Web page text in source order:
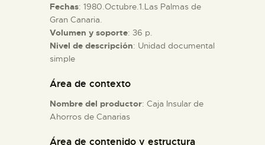
DIDÁCTICA
ESPAÑOL
Fechas: 1980.Octubre.1.Las Palmas de
Gran Canaria.
Volumen y soporte: 36 p.
Nivel de descripción: Unidad documental
simple
Área de contexto
Nombre del productor: Caja Insular de
Ahorros de Canarias
Área de contenido y estructura